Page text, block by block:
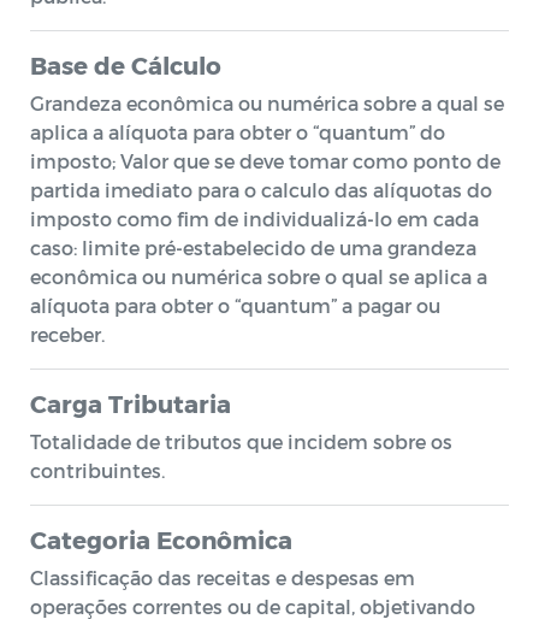
Base de Cálculo
Grandeza econômica ou numérica sobre a qual se
aplica a alíquota para obter o “quantum” do
imposto; Valor que se deve tomar como ponto de
partida imediato para o calculo das alíquotas do
imposto como fim de individualizá-lo em cada
caso: limite pré-estabelecido de uma grandeza
econômica ou numérica sobre o qual se aplica a
alíquota para obter o “quantum” a pagar ou
receber.
Carga Tributaria
Totalidade de tributos que incidem sobre os
contribuintes.
Categoria Econômica
Classificação das receitas e despesas em
operações correntes ou de capital, objetivando